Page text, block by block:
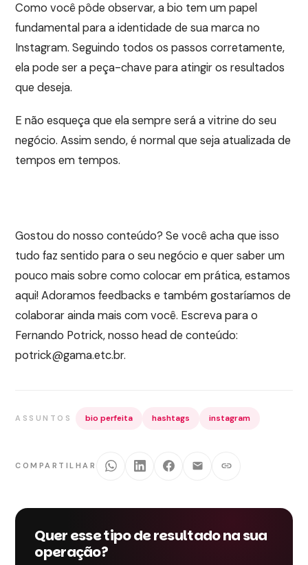
Como você pôde observar, a bio tem um papel
fundamental para a identidade de sua marca no
Instagram. Seguindo todos os passos corretamente,
ela pode ser a peça-chave para atingir os resultados
que deseja.
E não esqueça que ela sempre será a vitrine do seu
negócio. Assim sendo, é normal que seja atualizada de
tempos em tempos.
Gostou do nosso conteúdo? Se você acha que isso
tudo faz sentido para o seu negócio e quer saber um
pouco mais sobre como colocar em prática, estamos
aqui! Adoramos feedbacks e também gostaríamos de
colaborar ainda mais com você. Escreva para o
Fernando Potrick, nosso head de conteúdo:
potrick@gama.etc.br.
ASSUNTOS bio perfeita hashtags instagram
COMPARTILHAR
Quer esse tipo de resultado na sua
operação?